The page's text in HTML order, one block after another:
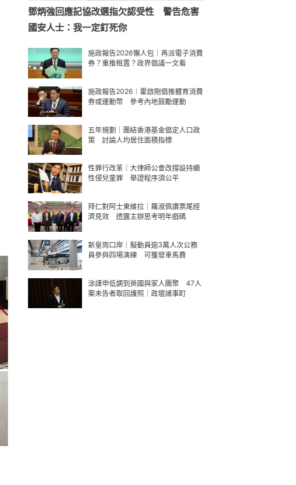
鄧炳強回應記協改選指欠認受性 警告危害
國安人士：我一定釘死你
施政報告2026懶人包｜再派電子消費
券？重推租置？政界倡議一文看
施政報告2026︱霍啟剛倡推體育消費
券或運動幣 參考內地鼓勵運動
五年規劃｜團結香港基金倡定人口政
策 討論人均居住面積指標
性罪行改革｜大律師公會改撐設持續
性侵兒童罪 舉證程序須公平
拜仁對阿士東維拉｜羅淑佩讚票尾經
濟見效 透露主辦思考明年戲碼
新皇崗口岸｜擬動員逾3萬人次公務
員參與四場演練 可獲發車馬費
涂謹申低調到英國與家人團聚 47人
案未告者取回護照｜政壇諸事町